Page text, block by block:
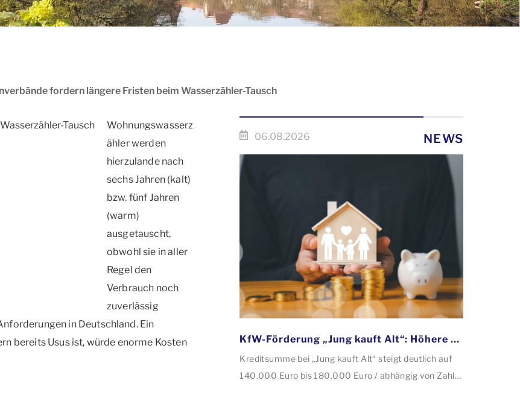
fordern längere Fristen beim Wasserzähler-Tausch
Wohnungswasserz
ähler werden
hierzulande nach
sechs Jahren (kalt)
bzw. fünf Jahren
(warm)
ausgetauscht,
obwohl sie in aller
Regel den
Verbrauch noch
zuverlässig
in Deutschland. Ein
bereits Usus ist, würde enorme Kosten
06.08.2026 NEWS
KfW-Förderung „Jung kauft Alt“: Höhere Kredite ab August 2026
Kreditsumme bei „Jung kauft Alt“ steigt deutlich auf
140.000 Euro bis 180.000 Euro / abhängig von Zahl